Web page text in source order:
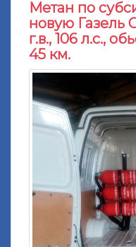
Метан по
новую Газель
г.в., 106 л.с.,
45 км.